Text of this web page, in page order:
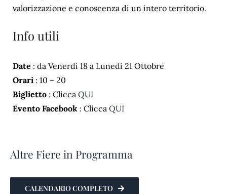
valorizzazione e conoscenza di un intero territorio.
Info utili
Date : da Venerdì 18 a Lunedì 21 Ottobre
Orari : 10 – 20
Biglietto : Clicca QUI
Evento Facebook : Clicca QUI
Altre Fiere in Programma
CALENDARIO COMPLETO